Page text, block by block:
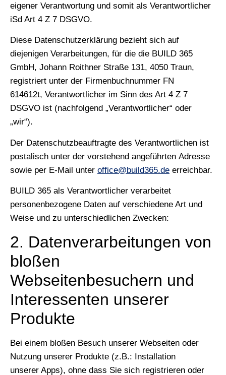
eigener Verantwortung und somit als Verantwortlicher
iSd Art 4 Z 7 DSGVO.
Diese Datenschutzerklärung bezieht sich auf
diejenigen Verarbeitungen, für die die BUILD 365
GmbH, Johann Roithner Straße 131, 4050 Traun,
registriert unter der Firmenbuchnummer FN
614612t, Verantwortlicher im Sinn des Art 4 Z 7
DSGVO ist (nachfolgend „Verantwortlicher“ oder
„wir“).
Der Datenschutzbeauftragte des Verantwortlichen ist
postalisch unter der vorstehend angeführten Adresse
sowie per E-Mail unter office@build365.de erreichbar.
BUILD 365 als Verantwortlicher verarbeitet
personenbezogene Daten auf verschiedene Art und
Weise und zu unterschiedlichen Zwecken:
2. Datenverarbeitungen von
bloßen
Webseitenbesuchern und
Interessenten unserer
Produkte
Bei einem bloßen Besuch unserer Webseiten oder
Nutzung unserer Produkte (z.B.: Installation
unserer Apps), ohne dass Sie sich registrieren oder